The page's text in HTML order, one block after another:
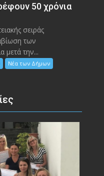
50 χρόνια
σειράς
των
μετά την...
Νέα των Δήμων